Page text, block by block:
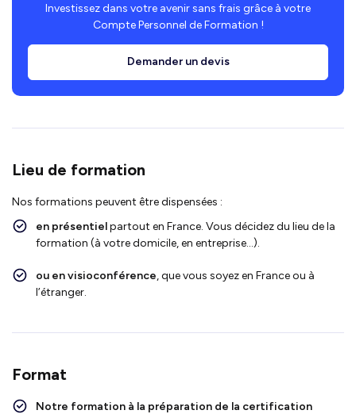
Investissez dans votre avenir sans frais grâce à votre
Compte Personnel de Formation !
Demander un devis
Lieu de formation
Nos formations peuvent être dispensées :
en présentielpartout en France. Vous décidez du lieu de la
formation (à votre domicile, en entreprise…).
ou en visioconférence, que vous soyez en France ou à
l’étranger.
Format
Notre formation à la préparation de la certification